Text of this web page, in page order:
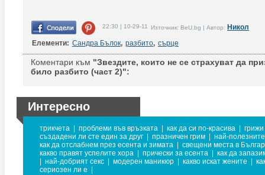
22:30 | 10-29-11 Източник: BeU.bg | Автор: Никол
Елементи: Сандра Бълок, разбито, сърце
Коментари към "Звездите, които не се страхуват да
било разбито (част 2)":
Интересно
трикчета проблеми във връзката как да си по-красива
грижи
създадени ли сте един за друг
празничен грим
най-
как да отслабнем през есента и зимата
свещени места в
какво правят успелите хора
прически за есента
как да
най-добрият секс модерен маникюр какво искат жените
сериозен ли е